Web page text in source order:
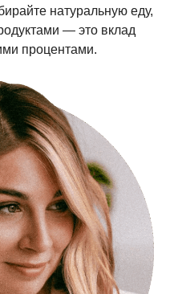
натуральную еду,
— это вклад
процентами.